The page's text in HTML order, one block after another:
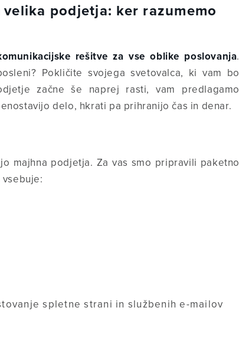
podjetja: ker razumemo
rešitve za vse oblike poslovanja.
Pokličite svojega svetovalca, ki vam bo
začne še naprej rasti, vam predlagamo
delo, hkrati pa prihranijo čas in denar.
majhna podjetja. Za vas smo pripravili paketno
spletne strani in službenih e-mailov